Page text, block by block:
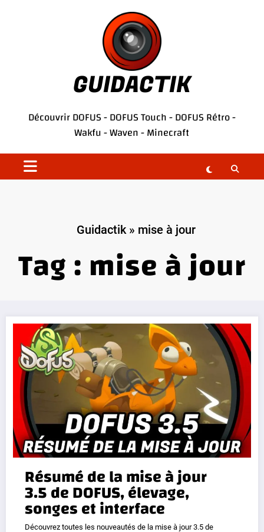
GUIDACTIK
DécouvrirDOFUS-DOFUS Touch-DOFUS Rétro-
Wakfu-Waven-Minecraft
Guidactik» mise à jour
Tag : mise à jour
Résumé de la mise à jour
3.5 de DOFUS, élevage,
songes et interface
Découvrez toutes les nouveautés de la mise à jour 3.5 de